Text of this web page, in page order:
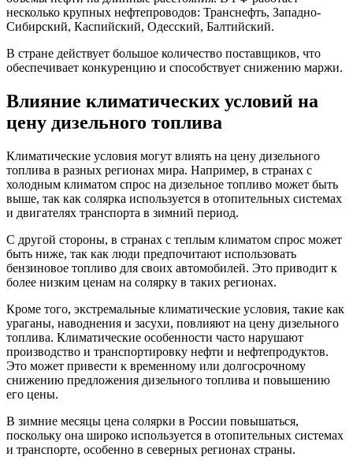
несколько крупных нефтепроводов: Транснефть, Западно-
Сибирский, Каспийский, Одесский, Балтийский.
В стране действует большое количество поставщиков, что
обеспечивает конкуренцию и способствует снижению маржи.
Влияние климатических условий на
цену дизельного топлива
Климатические условия могут влиять на цену дизельного
топлива в разных регионах мира. Например, в странах с
холодным климатом спрос на дизельное топливо может быть
выше, так как солярка используется в отопительных системах
и двигателях транспорта в зимний период.
С другой стороны, в странах с теплым климатом спрос может
быть ниже, так как люди предпочитают использовать
бензиновое топливо для своих автомобилей. Это приводит к
более низким ценам на солярку в таких регионах.
Кроме того, экстремальные климатические условия, такие как
ураганы, наводнения и засухи, повлияют на цену дизельного
топлива. Климатические особенности часто нарушают
производство и транспортировку нефти и нефтепродуктов.
Это может привести к временному или долгосрочному
снижению предложения дизельного топлива и повышению
его цены.
В зимние месяцы цена солярки в России повышаться,
поскольку она широко используется в отопительных системах
и транспорте, особенно в северных регионах страны.